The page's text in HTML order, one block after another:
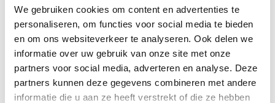
We gebruiken cookies om content en advertenties te
personaliseren, om functies voor social media te bieden
en om ons websiteverkeer te analyseren. Ook delen we
informatie over uw gebruik van onze site met onze
partners voor social media, adverteren en analyse. Deze
partners kunnen deze gegevens combineren met andere
informatie die u aan ze heeft verstrekt of die ze hebben
ALGEMENE BEOORDELING *
goed
FYSIEKE INSPANNING